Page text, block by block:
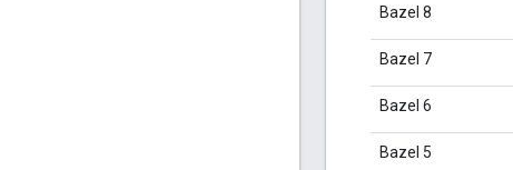
Bazel 8
Bazel 7
Bazel 6
Bazel 5